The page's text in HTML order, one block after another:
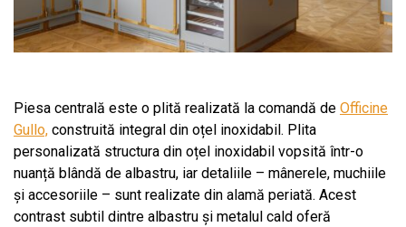
Piesa centrală este o plită realizată la comandă de Officine
Gullo, construită integral din oțel inoxidabil. Plita
personalizată structura din oțel inoxidabil vopsită într-o
nuanță blândă de albastru, iar detaliile – mânerele, muchiile
și accesoriile – sunt realizate din alamă periată. Acest
contrast subtil dintre albastru și metalul cald oferă